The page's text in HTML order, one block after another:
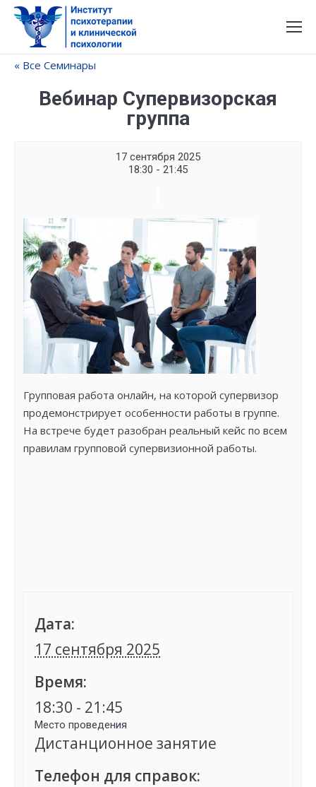
« Все Семинары
Вебинар Супервизорская
группа
17 сентября 2025
18:30 - 21:45
Групповая работа онлайн, на которой супервизор
продемонстрирует особенности работы в группе.
На встрече будет разобран реальный кейс по всем
правилам групповой супервизионной работы.
Дата:
17 сентября 2025
Время:
18:30 - 21:45
Место проведения
Дистанционное занятие
Телефон для справок: